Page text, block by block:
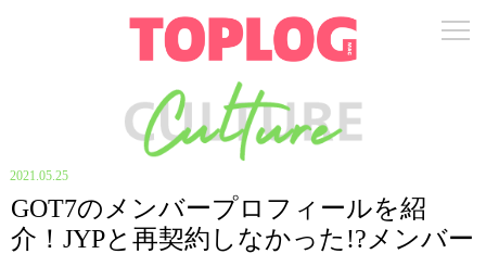
2021.05.25
GOT7のメンバープロフィールを紹
介！JYPと再契約しなかった!?メンバー